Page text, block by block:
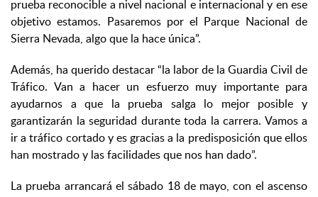
prueba reconocible a nivel nacional e internacional y en ese
objetivo estamos. Pasaremos por el Parque Nacional de
Sierra Nevada, algo que la hace única”.
Además, ha querido destacar “la labor de la Guardia Civil de
Tráfico. Van a hacer un esfuerzo muy importante para
ayudarnos a que la prueba salga lo mejor posible y
garantizarán la seguridad durante toda la carrera. Vamos a
ir a tráfico cortado y es gracias a la predisposición que ellos
han mostrado y las facilidades que nos han dado”.
La prueba arrancará el sábado 18 de mayo, con el ascenso